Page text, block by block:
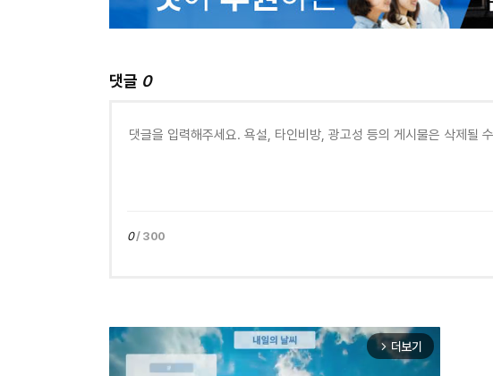
댓글 0
0/ 300
arrow_forward_ios 더보기